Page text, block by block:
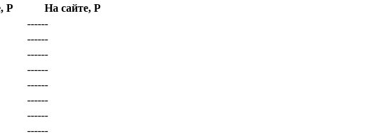
Р
На сайте, Р
------
------
------
------
------
------
------
------